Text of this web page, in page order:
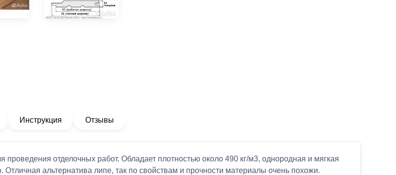
Инструкция Отзывы
проведения отделочных работ. Обладает плотностью около 490 кг/м3, однородная и мягкая
Отличная альтернатива липе, так по свойствам и прочности материалы очень похожи.